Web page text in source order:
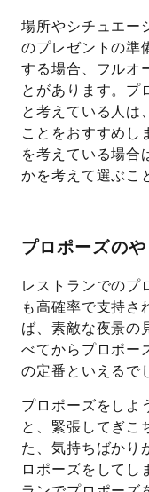
場所やシチュエー
のプレゼントの準
する場合、フルオ
とがあります。プ
と考えている人は
ことをおすすめし
を考えている場合
かを考えて選ぶこ
プロポーズの
レストランでのプ
も高確率で支持さ
ば、素敵な夜景の
べてからプロポー
の定番といえるで
プロポーズをしよ
と、緊張してぎこ
た、気持ちばかり
ロポーズをしてし